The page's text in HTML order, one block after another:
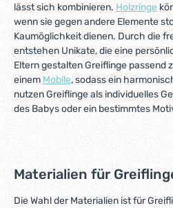
lässt sich kombinieren. Holzringe
wenn sie gegen andere Elemente
Kaumöglichkeit dienen. Durch die
entstehen Unikate, die eine
Eltern gestalten Greiflinge passend
einem Mobile, sodass ein
nutzen Greiflinge als individuelles
des Babys oder ein bestimmtes
Materialien für
Die Wahl der Materialien ist für